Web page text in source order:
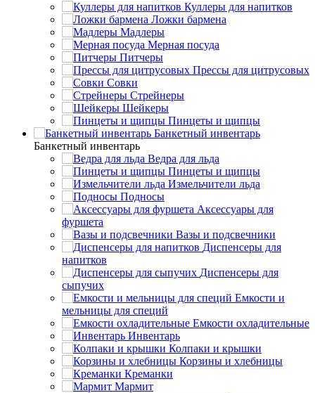
Куллеры для напитков
Ложки бармена
Мадлеры
Мерная посуда
Питчеры
Прессы для цитрусовых
Совки
Стрейнеры
Шейкеры
Пинцеты и щипцы
Банкетный инвентарь
Банкетный инвентарь
Ведра для льда
Пинцеты и щипцы
Измельчители льда
Подносы
Аксессуары для
фуршета
Вазы и подсвечники
Диспенсеры для
напитков
Диспенсеры для
сыпучих
Емкости и
мельницы для специй
Емкости охладительные
Инвентарь
Колпаки и крышки
Корзины и хлебницы
Креманки
Мармит